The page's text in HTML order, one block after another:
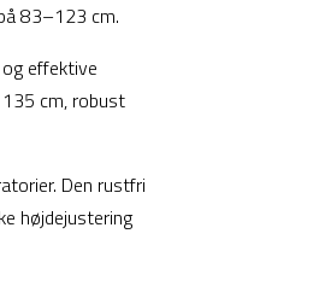
83–123 cm.
effektive
cm, robust
Den rustfri
højdejustering